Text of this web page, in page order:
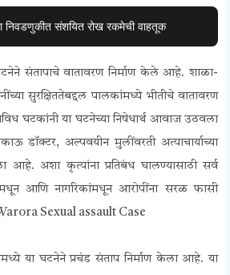
निवडणुकीत संशयित रोख रकमेची वाहतूक
संतापाचे वातावरण निर्माण केले आहे. शाळा-
सुरक्षिततेबद्दल पालकांमध्ये भीतीचे वातावरण
घटकांनी या घटनेच्या निषेधार्थ आवाज उठवला
डॉक्टर, अल्पवयीन मुलींवरती अत्याचार्याच्या
आहे. अशा कृत्यांना प्रतिबंध घालण्यासाठी सर्व
आणि नागरिकांमधून आरोपींना सरळ फासी
Sexual assault Case
या घटनेने प्रचंड संताप निर्माण केला आहे. या